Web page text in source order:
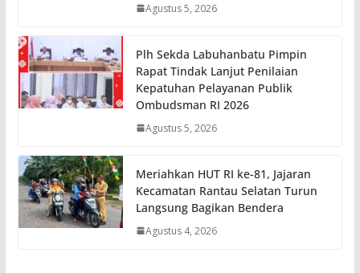
Agustus 5, 2026
Plh Sekda Labuhanbatu Pimpin
Rapat Tindak Lanjut Penilaian
Kepatuhan Pelayanan Publik
Ombudsman RI 2026
Agustus 5, 2026
Meriahkan HUT RI ke-81, Jajaran
Kecamatan Rantau Selatan Turun
Langsung Bagikan Bendera
Agustus 4, 2026